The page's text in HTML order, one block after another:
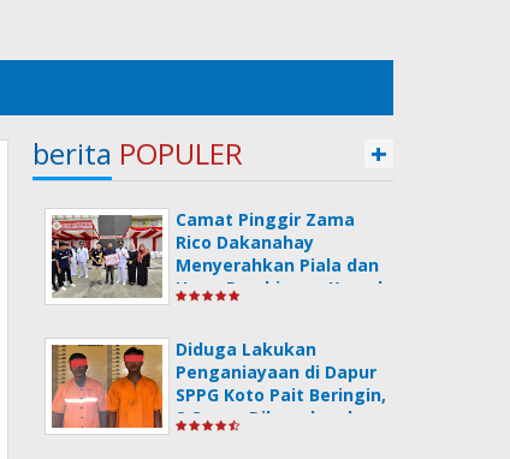
berita POPULER +
Camat Pinggir Zama
Rico Dakanahay
Menyerahkan Piala dan
Uang Pembinaan Kepada
Memperingati Hari HUT
Kemerdekaan RI Ke-79.
Diduga Lakukan
Penganiayaan di Dapur
SPPG Koto Pait Beringin,
2 Orang Dilaporkan ke